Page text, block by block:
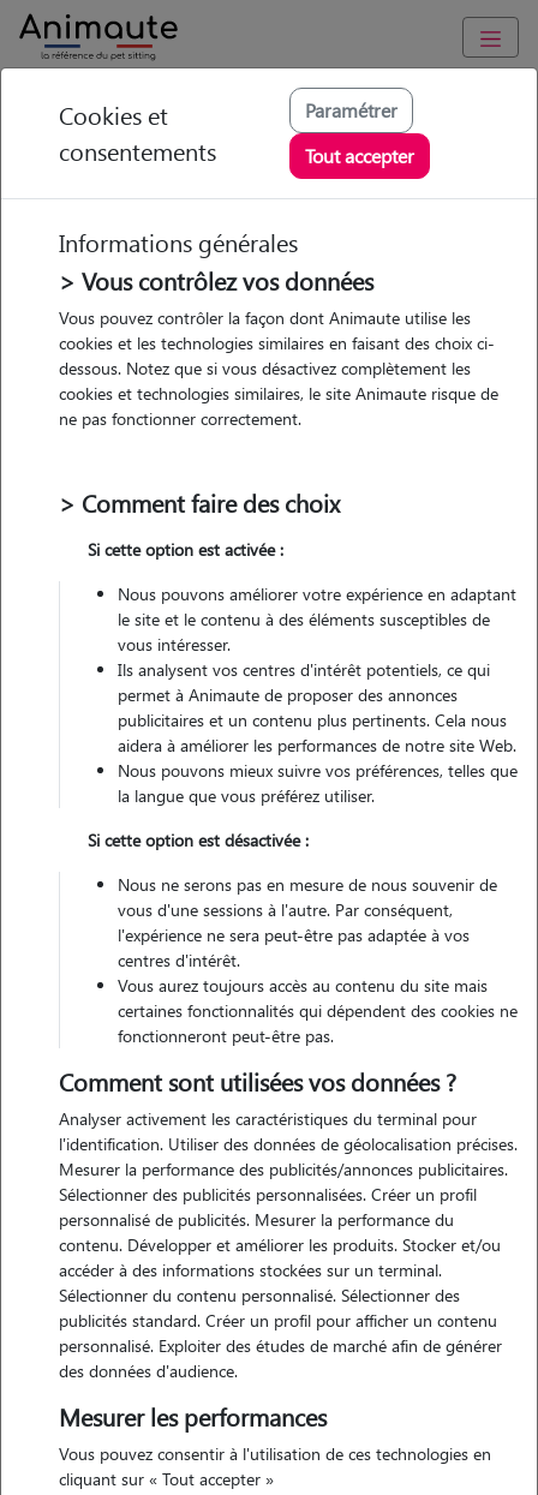
Animaute Grand-Est Metz
Sarah - Petsitter à
METZ
• 30 ans
Non véhiculé
Contacter
L'envoi d'une demande est sans engagement
Motivation
je souhaiterai combiner ma passion que sont les animaux et mon
besoin de sortir plus. mes meme si je prefere les chiens, je peux aussi
tenir compagnie à votre chat, votre lapin ou tout autre animal :)
Expérience
j'ai eu deux hamsters durant mes années primères, un lapin qui nous
avons adopter vers ses 2 ans et que j'ai gardé jusqu'à mon entrée à
voisin) de quelques heures à quelques jours
Cookies et
consentements
Paramétrer
Tout accepter
Informations générales
> Vous contrôlez vos données
Vous pouvez contrôler la façon dont Animaute utilise les
cookies et les technologies similaires en faisant des choix ci-
dessous. Notez que si vous désactivez complètement les
cookies et technologies similaires, le site Animaute risque de
ne pas fonctionner correctement.
> Comment faire des choix
Si cette option est activée :
Nous pouvons améliorer votre expérience en adaptant
le site et le contenu à des éléments susceptibles de
vous intéresser.
Ils analysent vos centres d'intérêt potentiels, ce qui
permet à Animaute de proposer des annonces
publicitaires et un contenu plus pertinents. Cela nous
aidera à améliorer les performances de notre site Web.
Nous pouvons mieux suivre vos préférences, telles que
la langue que vous préférez utiliser.
Si cette option est désactivée :
Nous ne serons pas en mesure de nous souvenir de
vous d'une sessions à l'autre. Par conséquent,
l'expérience ne sera peut-être pas adaptée à vos
centres d'intérêt.
Vous aurez toujours accès au contenu du site mais
certaines fonctionnalités qui dépendent des cookies ne
fonctionneront peut-être pas.
Comment sont utilisées vos données ?
Analyser activement les caractéristiques du terminal pour
l'identification. Utiliser des données de géolocalisation précises.
Mesurer la performance des publicités/annonces publicitaires.
Sélectionner des publicités personnalisées. Créer un profil
personnalisé de publicités. Mesurer la performance du
contenu. Développer et améliorer les produits. Stocker et/ou
accéder à des informations stockées sur un terminal.
Sélectionner du contenu personnalisé. Sélectionner des
publicités standard. Créer un profil pour afficher un contenu
personnalisé. Exploiter des études de marché afin de générer
des données d'audience.
Mesurer les performances
Vous pouvez consentir à l'utilisation de ces technologies en
cliquant sur « Tout accepter »